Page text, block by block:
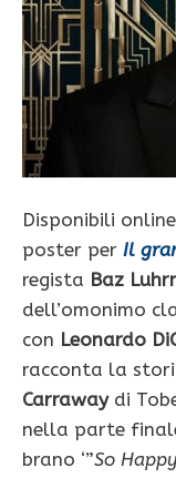
Disponibili
poster per Il
regista Baz
dell’omonimo
con Leonardo
racconta la
Carrawaydi
nella parte
brano ‘”So